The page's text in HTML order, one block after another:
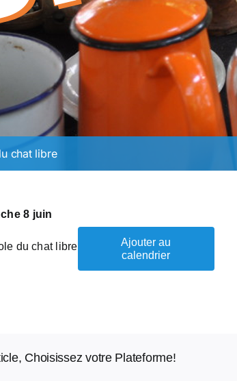
chat libre
8 juin
du chat libre
Ajouter au
calendrier
Choisissez votre Plateforme!